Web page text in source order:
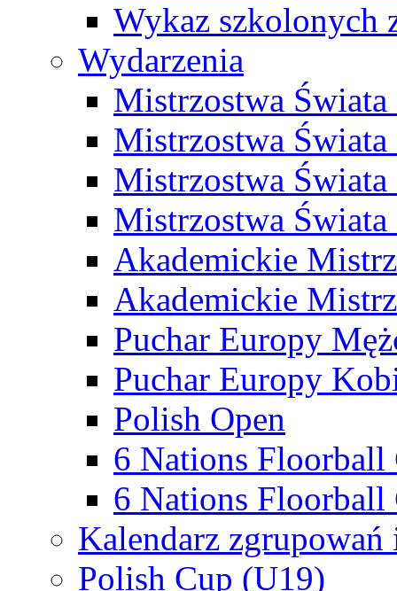
Wykaz szkolonych
Wydarzenia
Mistrzostwa
Mistrzostwa
Mistrzostwa
Mistrzostwa
Akademickie
Akademickie
Puchar Europy
Puchar Europy
Polish Open
6 Nations Floorball
6 Nations Floorball
Kalendarz
Polish Cup (U19)